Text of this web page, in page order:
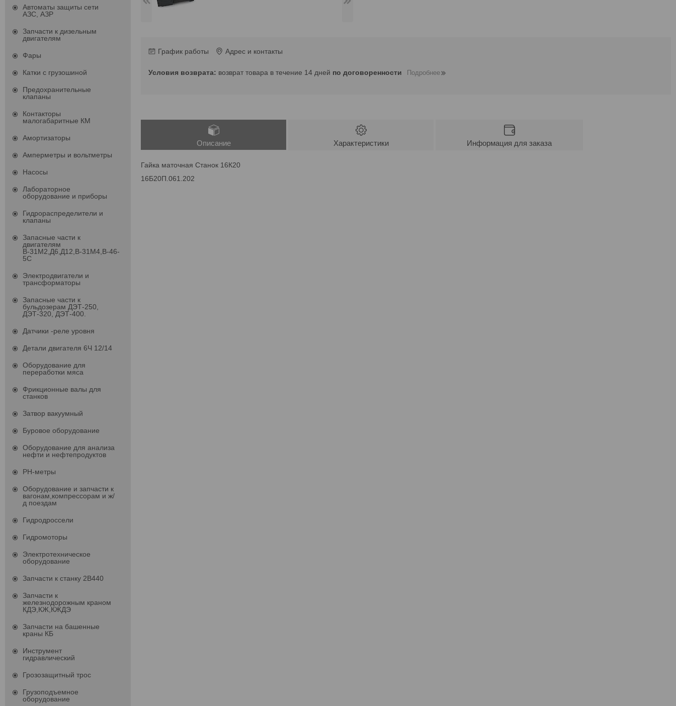
График работы Адрес и контакты
возврат товара в течение 14 дней по договоренности Подробнее
Описание Характеристики Информация для заказа
Гайка маточная Станок 16К20
16Б20П.061.202
Автоматы защиты сети
АЗС, АЗР
Запчасти к дизельным
двигателям
Фары
Катки с грузошиной
Предохранительные
клапаны
Контакторы
малогабаритные КМ
Амортизаторы
Амперметры и вольтметры
Насосы
Лабораторное
оборудование и приборы
Гидрораспределители и
клапаны
Запасные части к
двигателям
В-31М2,Д6,Д12,В-31М4,В-46-
5С
Электродвигатели и
трансформаторы
Запасные части к
бульдозерам ДЭТ-250,
ДЭТ-320, ДЭТ-400.
Датчики -реле уровня
Детали двигателя 6Ч 12/14
Оборудование для
переработки мяса
Фрикционные валы для
станков
Затвор вакуумный
Буровое оборудование
Оборудование для анализа
нефти и нефтепродуктов
PH-метры
Оборудование и запчасти к
вагонам,компрессорам и ж/
д поездам
Гидродроссели
Гидромоторы
Электротехническое
оборудование
Запчасти к станку 2В440
Запчасти к
железнодорожным краном
КДЭ,КЖ,КЖДЭ
Запчасти на башенные
краны КБ
Инструмент
гидравлический
Грозозащитный трос
Грузоподъемное
оборудование